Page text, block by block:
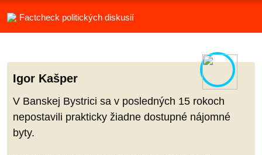
Factcheck politických diskusií
Igor Kašper
V Banskej Bystrici sa v posledných 15 rokoch
nepostavili prakticky žiadne dostupné nájomné
byty.